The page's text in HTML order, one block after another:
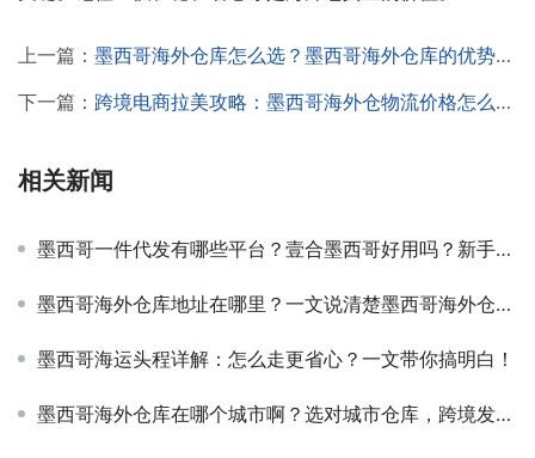
上一篇： 墨西哥海外仓库怎么选？墨西哥海外仓库的优势和趋势，一文讲透！
下一篇： 跨境电商拉美攻略：墨西哥海外仓物流价格怎么算最划算？卖家必看的成本控制秘籍！
相关新闻
墨西哥一件代发有哪些平台？壹合墨西哥好用吗？新手必看完整指南，实操干货来了！
墨西哥海外仓库地址在哪里？一文说清楚墨西哥海外仓布局、拿货位置和选址门道
墨西哥海运头程详解：怎么走更省心？一文带你搞明白！
墨西哥海外仓库在哪个城市啊？选对城市仓库，跨境发货速度翻倍！